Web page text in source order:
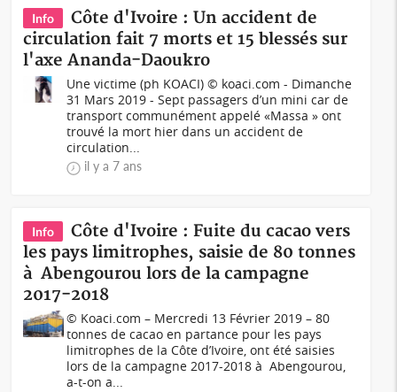
Info
Côte d'Ivoire : Un accident de
circulation fait 7 morts et 15 blessés sur
l'axe Ananda-Daoukro
Une victime (ph KOACI) © koaci.com - Dimanche
31 Mars 2019 - Sept passagers d’un mini car de
transport communément appelé «Massa » ont
trouvé la mort hier dans un accident de
circulation...
il y a 7 ans
Info
Côte d'Ivoire : Fuite du cacao vers
les pays limitrophes, saisie de 80 tonnes
à Abengourou lors de la campagne
2017-2018
© Koaci.com – Mercredi 13 Février 2019 – 80
tonnes de cacao en partance pour les pays
limitrophes de la Côte d’Ivoire, ont été saisies
lors de la campagne 2017-2018 à Abengourou,
a-t-on a...